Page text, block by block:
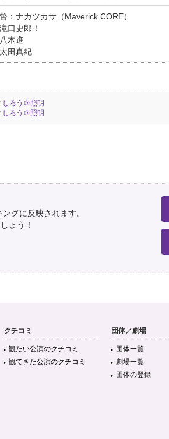
：ナカツカサ（Maverick CORE）
口史郎！
木進
田真紀
しろう＠照明
しろう＠照明
グに反映されます。
ょう！
クチコミ
観たい公演のクチコミ
観てきた公演のクチコミ
団体／劇場
団体一覧
劇場一覧
団体の登録